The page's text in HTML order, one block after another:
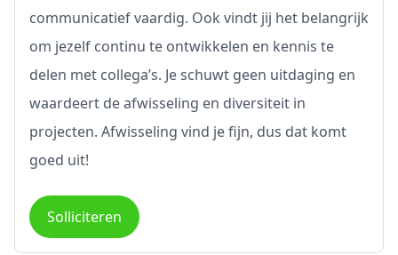
communicatief vaardig. Ook vindt jij het belangrijk
om jezelf continu te ontwikkelen en kennis te
delen met collega’s. Je schuwt geen uitdaging en
waardeert de afwisseling en diversiteit in
projecten. Afwisseling vind je fijn, dus dat komt
goed uit!
Solliciteren